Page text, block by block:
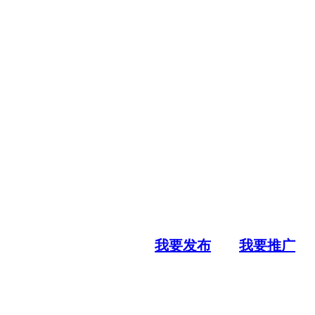
我要发布 我要推广